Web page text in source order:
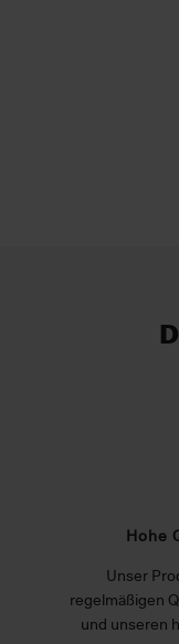
Hohe
Unser
regelmäßigen
und unseren